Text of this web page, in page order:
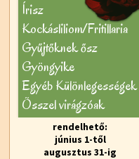
Írisz
Kockásliliom/Fritillaria
Gyűjtőknek ősz
Gyöngyike
Egyéb Különlegességek
Õsszel virágzóak
rendelhető:
június 1-től
augusztus 31-ig